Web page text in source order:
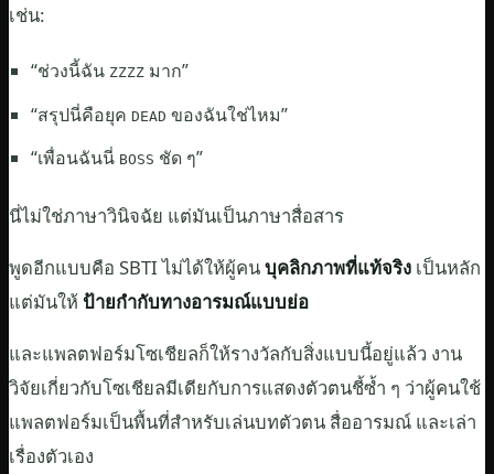
เช่น:
“ช่วงนี้ฉัน ZZZZ มาก”
“สรุปนี่คือยุค DEAD ของฉันใช่ไหม”
“เพื่อนฉันนี่ BOSS ชัด ๆ”
นี่ไม่ใช่ภาษาวินิจฉัย แต่มันเป็นภาษาสื่อสาร
พูดอีกแบบคือ SBTI ไม่ได้ให้ผู้คนบุคลิกภาพที่แท้จริง เป็นหลัก
แต่มันให้ป้ายกำกับทางอารมณ์แบบย่อ
และแพลตฟอร์มโซเชียลก็ให้รางวัลกับสิ่งแบบนี้อยู่แล้ว งาน
วิจัยเกี่ยวกับโซเชียลมีเดียกับการแสดงตัวตนชี้ซ้ำ ๆ ว่าผู้คนใช้
แพลตฟอร์มเป็นพื้นที่สำหรับเล่นบทตัวตน สื่ออารมณ์ และเล่า
เรื่องตัวเอง